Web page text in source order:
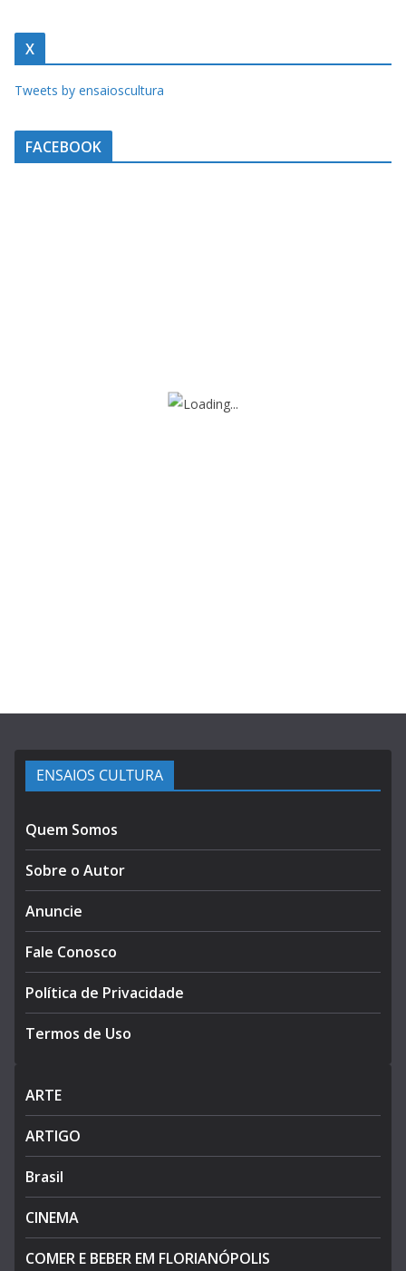
X
Tweets by ensaioscultura
FACEBOOK
ENSAIOS CULTURA
Quem Somos
Sobre o Autor
Anuncie
Fale Conosco
Política de Privacidade
Termos de Uso
ARTE
ARTIGO
Brasil
CINEMA
COMER E BEBER EM FLORIANÓPOLIS